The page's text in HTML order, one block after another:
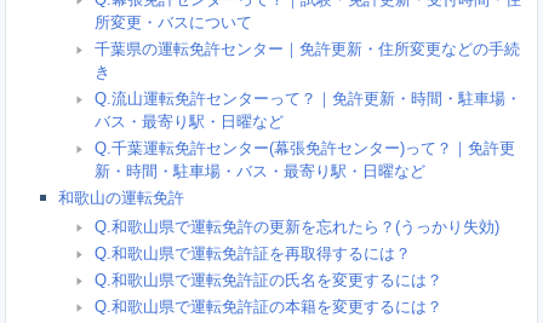
所変更・バスについて
千葉県の運転免許センター｜免許更新・住所変更などの手続
き
Q.流山運転免許センターって？｜免許更新・時間・駐車場・
バス・最寄り駅・日曜など
Q.千葉運転免許センター(幕張免許センター)って？｜免許更
新・時間・駐車場・バス・最寄り駅・日曜など
和歌山の運転免許
Q.和歌山県で運転免許の更新を忘れたら？(うっかり失効)
Q.和歌山県で運転免許証を再取得するには？
Q.和歌山県で運転免許証の氏名を変更するには？
Q.和歌山県で運転免許証の本籍を変更するには？